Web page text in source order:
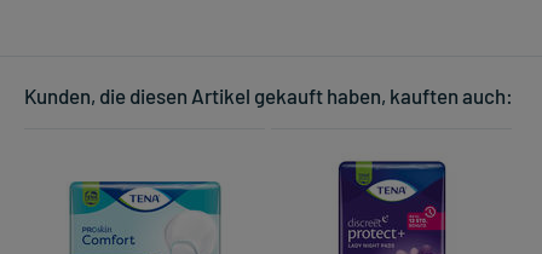
Kunden, die diesen Artikel gekauft haben, kauften auch: